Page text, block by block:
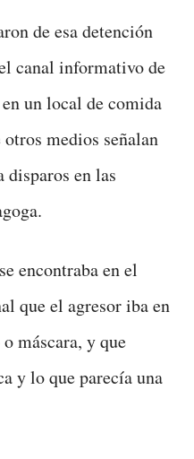
de esa detención
canal informativo de
un local de comida
medios señalan
disparos en las
encontraba en el
que el agresor iba en
máscara, y que
y lo que parecía una